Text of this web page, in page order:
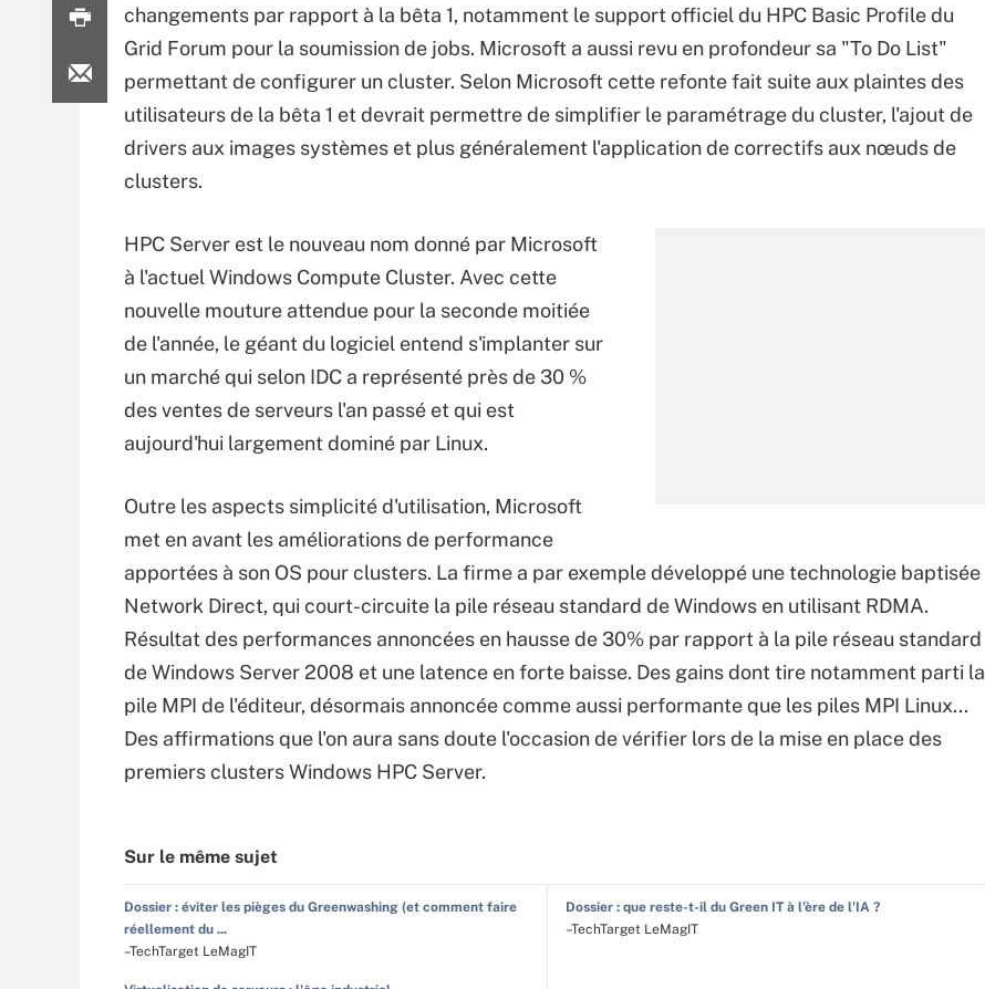
changements par rapport à la bêta 1, notamment le support officiel du HPC Basic Profile du
Grid Forum pour la soumission de jobs. Microsoft a aussi revu en profondeur sa "To Do List"
permettant de configurer un cluster. Selon Microsoft cette refonte fait suite aux plaintes des
utilisateurs de la bêta 1 et devrait permettre de simplifier le paramétrage du cluster, l'ajout de
drivers aux images systèmes et plus généralement l'application de correctifs aux nœuds de
clusters.
HPC Server est le nouveau nom donné par Microsoft
à l'actuel Windows Compute Cluster. Avec cette
nouvelle mouture attendue pour la seconde moitiée
de l'année, le géant du logiciel entend s'implanter sur
un marché qui selon IDC a représenté près de 30 %
des ventes de serveurs l'an passé et qui est
aujourd'hui largement dominé par Linux.
Outre les aspects simplicité d'utilisation, Microsoft
met en avant les améliorations de performance
apportées à son OS pour clusters. La firme a par exemple développé une technologie baptisée
Network Direct, qui court-circuite la pile réseau standard de Windows en utilisant RDMA.
Résultat des performances annoncées en hausse de 30% par rapport à la pile réseau standard
de Windows Server 2008 et une latence en forte baisse. Des gains dont tire notamment parti la
pile MPI de l'éditeur, désormais annoncée comme aussi performante que les piles MPI Linux...
Des affirmations que l'on aura sans doute l'occasion de vérifier lors de la mise en place des
premiers clusters Windows HPC Server.
Sur le même sujet
Dossier : éviter les pièges du Greenwashing (et comment faire
réellement du ...
–TechTarget LeMagIT
Dossier : que reste-t-il du Green IT à l'ère de l'IA ?
–TechTarget LeMagIT